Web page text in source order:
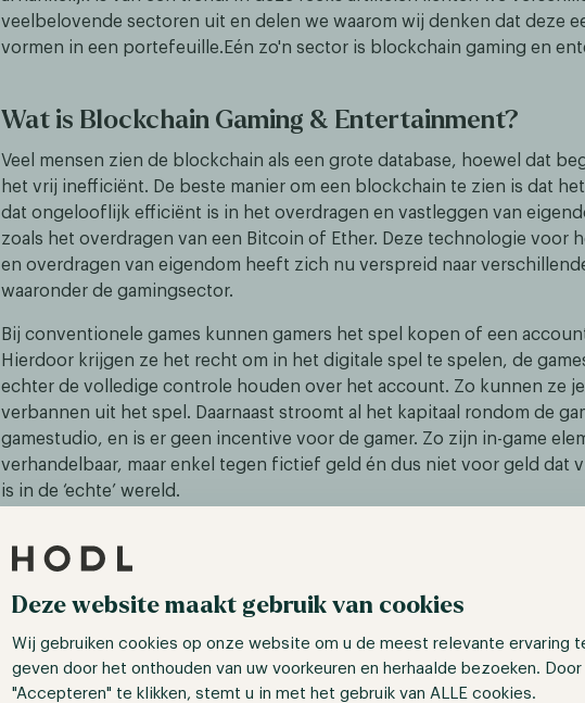
Deze website maakt gebruik van cookies
Wij gebruiken cookies op onze website om u de meest relevante ervaring
geven door het onthouden van uw voorkeuren en herhaalde bezoeken. Door
"Accepteren" te klikken, stemt u in met het gebruik van ALLE cookies.
veelbelovende sectoren uit en delen we waarom wij denken dat deze
vormen in een portefeuille.Eén zo'n sector is blockchain gaming en
Wat is Blockchain Gaming & Entertainment?
Veel mensen zien de blockchain als een grote database, hoewel dat
het vrij inefficiënt. De beste manier om een blockchain te zien is dat
dat ongelooflijk efficiënt is in het overdragen en vastleggen van
zoals het overdragen van een Bitcoin of Ether. Deze technologie voor
en overdragen van eigendom heeft zich nu verspreid naar
waaronder de gamingsector.
Bij conventionele games kunnen gamers het spel kopen of een
Hierdoor krijgen ze het recht om in het digitale spel te spelen, de
echter de volledige controle houden over het account. Zo kunnen ze
verbannen uit het spel. Daarnaast stroomt al het kapitaal rondom de
gamestudio, en is er geen incentive voor de gamer. Zo zijn in-game
verhandelbaar, maar enkel tegen fictief geld én dus niet voor geld dat
is in de ‘echte’ wereld.